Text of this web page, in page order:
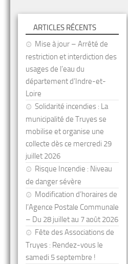
ARTICLES RÉCENTS
Mise à jour – Arrêté de
restriction et interdiction des
usages de l’eau du
département d’Indre-et-
Loire
Solidarité incendies : La
municipalité de Truyes se
mobilise et organise une
collecte dès ce mercredi 29
juillet 2026
Risque Incendie : Niveau
de danger sévère
Modification d’horaires de
l’Agence Postale Communale
– Du 28 juillet au 7 août 2026
Fête des Associations de
Truyes : Rendez-vous le
samedi 5 septembre !